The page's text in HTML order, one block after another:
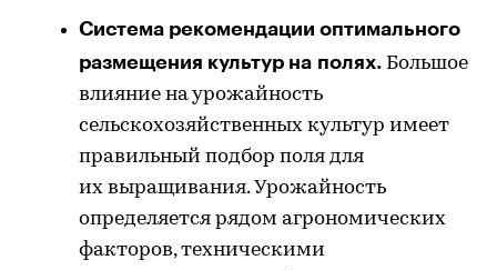
Система рекомендации оптимального
размещения культур на полях. Большое
влияние на урожайность
сельскохозяйственных культур имеет
правильный подбор поля для
их выращивания. Урожайность
определяется рядом агрономических
факторов, техническими